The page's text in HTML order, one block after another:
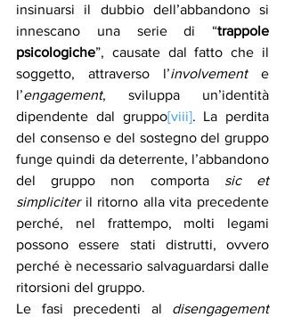
insinuarsi il dubbio dell’abbandono si
innescano una serie di “trappole
psicologiche”, causate dal fatto che il
soggetto, attraverso l’involvement e
l’engagement, sviluppa un’identità
dipendente dal gruppo[viii]. La perdita
del consenso e del sostegno del gruppo
funge quindi da deterrente, l’abbandono
del gruppo non comporta sic et
simpliciter il ritorno alla vita precedente
perché, nel frattempo, molti legami
possono essere stati distrutti, ovvero
perché è necessario salvaguardarsi dalle
ritorsioni del gruppo.
Le fasi precedenti al disengagement